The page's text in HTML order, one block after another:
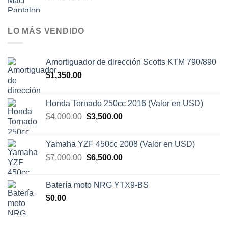
LO MÁS VENDIDO
Amortiguador de dirección Scotts KTM 790/890
$1,350.00
Honda Tornado 250cc 2016 (Valor en USD)
$4,000.00 El
era:
$4,000.00.
$3,500.00El
es:
$3,500.00.
Yamaha YZF 450cc 2008 (Valor en USD)
$7,000.00 El
era:
$6,500.00El
es:
Batería moto NRG YTX9-BS
$0.00